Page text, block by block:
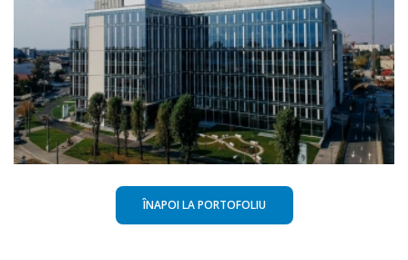
ÎNAPOI LA PORTOFOLIU